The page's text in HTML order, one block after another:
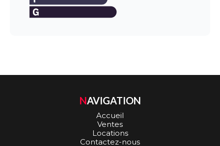
NAVIGATION
Accueil
Ventes
Locations
Contactez-nous